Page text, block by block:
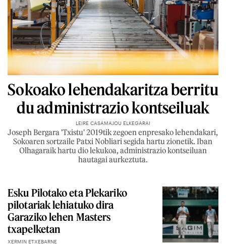
Sokoako lehendakaritza berritu
du administrazio kontseiluak
LEIRE CASAMAJOU ELKEGARAI
Joseph Bergara 'Txistu' 2019tik zegoen enpresako lehendakari,
Sokoaren sortzaile Patxi Nobliari segida hartu zionetik. Iban
Olhagaraik hartu dio lekukoa, administrazio kontseiluan
hautagai aurkeztuta.
Esku Pilotako eta Plekariko
pilotariak lehiatuko dira
Garaziko lehen Masters
txapelketan
XERMIN ETXEBARNE